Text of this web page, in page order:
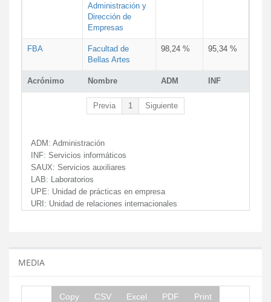
Acrónimo Nombre ADM INF
Administración y
Dirección de
Empresas
FBA
Facultad de
Bellas Artes
98,24 % 95,34 %
Previa 1 Siguiente
ADM: Administración
INF: Servicios informáticos
SAUX: Servicios auxiliares
LAB: Laboratorios
UPE: Unidad de prácticas en empresa
URI: Unidad de relaciones internacionales
MEDIA
Copy CSV Excel PDF Print